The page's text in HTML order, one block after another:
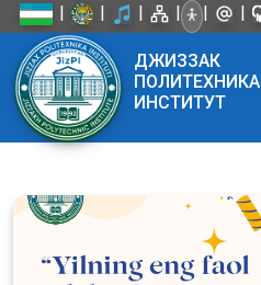
| | | | | |
ДЖИЗЗАК
ПОЛИТЕХНИКА
ИНСТИТУТ